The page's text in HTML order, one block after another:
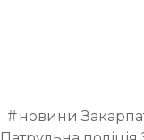
новини